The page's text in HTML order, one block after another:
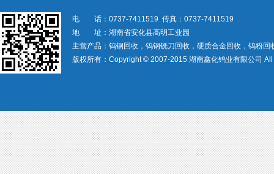
电 话：0737-7411519 传真：0737-7411519
地 址：湖南省安化县高明工业园
主营产品：钨钢回收，钨钢铣刀回收，硬质合金回收，钨粉回
版权所有：Copyright © 2007-2015 湖南鑫化钨业有限公司